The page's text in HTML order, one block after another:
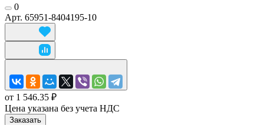
0
Арт. 65951-8404195-10
от 1 546.35 ₽
Цена указана без учета НДС
Заказать